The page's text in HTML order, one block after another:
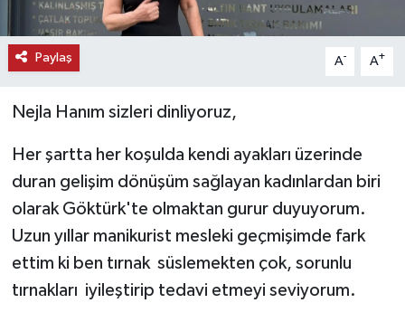
Paylaş A- A+
Nejla Hanım sizleri dinliyoruz,
Her şartta her koşulda kendi ayakları üzerinde
duran gelişim dönüşüm sağlayan kadınlardan biri
olarak Göktürk'te olmaktan gurur duyuyorum.
Uzun yıllar manikurist mesleki geçmişimde fark
ettim ki ben tırnak süslemekten çok, sorunlu
tırnakları iyileştirip tedavi etmeyi seviyorum.
SAĞLIK
SPOR
TEKNOLOJİ
TİCARET
YAŞAM